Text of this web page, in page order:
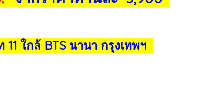
ใกล้ BTS นานา กรุงเทพฯ